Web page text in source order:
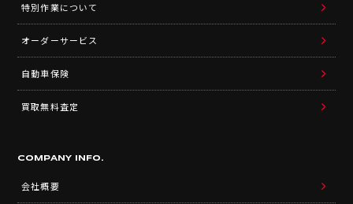
特別作業について
オーダーサービス
自動車保険
買取無料査定
COMPANY INFO.
会社概要